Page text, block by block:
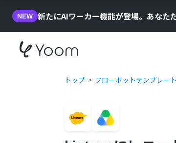
NEW 新たにAIワーカー機能が登場。あなた
トップ フローボットテンプレート